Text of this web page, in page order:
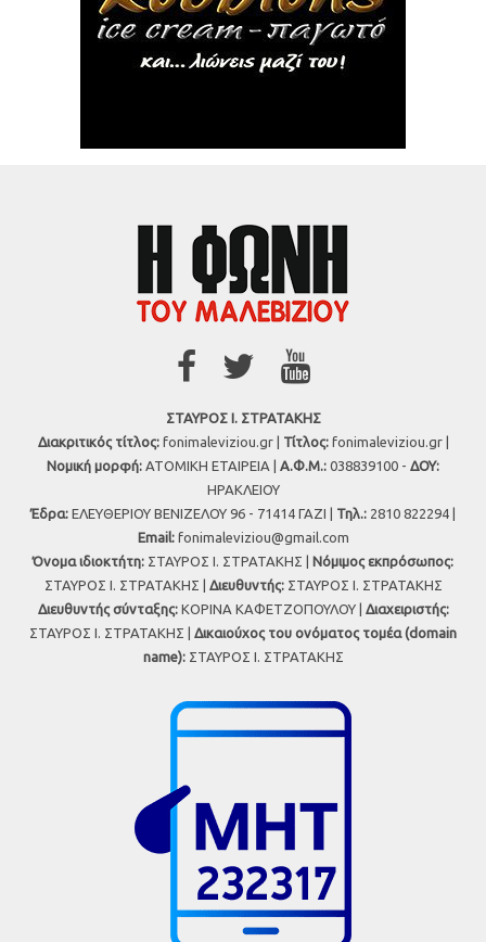
ΣΤΑΥΡΟΣ Ι. ΣΤΡΑΤΑΚΗΣ
Διακριτικός τίτλος:fonimaleviziou.gr | Τίτλος:fonimaleviziou.gr |
Νομική μορφή: ΑΤΟΜΙΚΗ ΕΤΑΙΡΕΙΑ | Α.Φ.Μ.: 038839100 - ΔΟΥ:
ΗΡΑΚΛΕΙΟΥ
Έδρα: ΕΛΕΥΘΕΡΙΟΥ ΒΕΝΙΖΕΛΟΥ 96 - 71414 ΓΑΖΙ | Τηλ.: 2810 822294 |
Εmail: fonimaleviziou@gmail.com
Όνομα ιδιοκτήτη: ΣΤΑΥΡΟΣ Ι. ΣΤΡΑΤΑΚΗΣ | Νόμιμος εκπρόσωπος:
ΣΤΑΥΡΟΣ Ι. ΣΤΡΑΤΑΚΗΣ | Διευθυντής:ΣΤΑΥΡΟΣ Ι. ΣΤΡΑΤΑΚΗΣ
Διευθυντής σύνταξης:ΚΟΡΙΝΑ ΚΑΦΕΤΖΟΠΟΥΛΟΥ | Διαχειριστής:
ΣΤΑΥΡΟΣ Ι. ΣΤΡΑΤΑΚΗΣ | Δικαιούχος του ονόματος τομέα (domain
name):ΣΤΑΥΡΟΣ Ι. ΣΤΡΑΤΑΚΗΣ